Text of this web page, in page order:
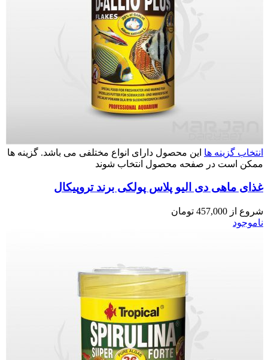
انتخاب گزینه ها این محصول دارای انواع مختلفی می باشد. گزینه ها
ممکن است در صفحه محصول انتخاب شوند
غذای ماهی دی الیو پلاس پولکی برند تروپیکال
شروع از 457,000 تومان
ناموجود